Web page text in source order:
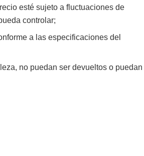
esté sujeto a fluctuaciones de
controlar;
a las especificaciones del
no puedan ser devueltos o puedan